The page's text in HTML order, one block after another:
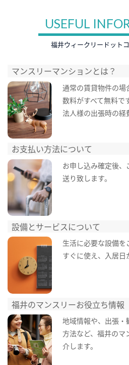
USEFUL
福井ウィークリードット
マンスリーマンションとは？
通常の賃貸物件の
数料がすべて無料で
法人様の出張時の経
お支払い方法について
お申し込み確定後
送り致します。
設備とサービスについて
生活に必要な設備を
すぐに使え、入居日
福井のマンスリーお役立ち情報
地域情報や、出張・
方法など、福井のマ
介します。